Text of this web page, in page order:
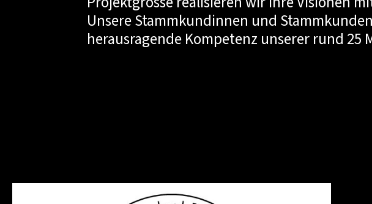
Unsere Stammkundinnen und
herausragende Kompetenz unserer rund 25